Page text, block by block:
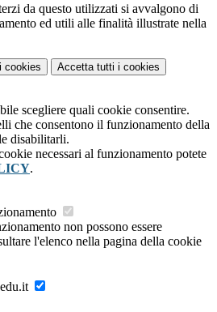
da questo utilizzati si avvalgono di
ed utili alle finalità illustrate nella
i cookies Accetta tutti i cookies
scegliere quali cookie consentire.
che consentono il funzionamento della
disabilitarli.
necessari al funzionamento potete
.
non possono essere
l'elenco nella pagina della cookie